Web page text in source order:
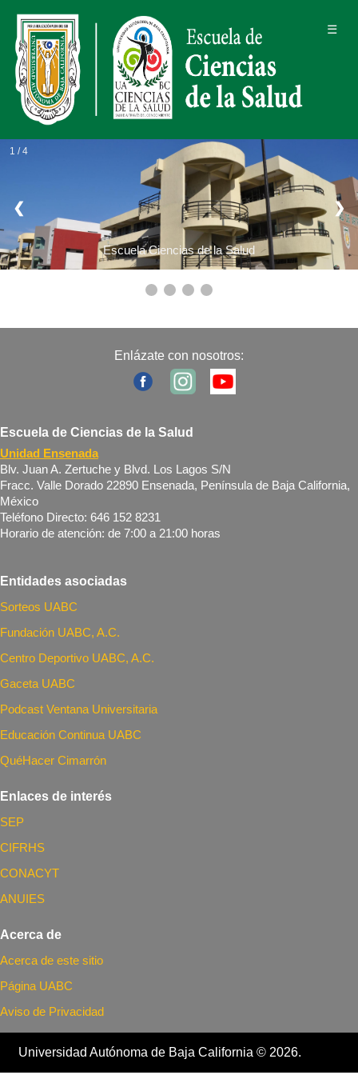
☰
1 / 4
Escuela Ciencias de la Salud
❮ ❯
Enlázate con nosotros:
Escuela de Ciencias de la Salud
Unidad Ensenada
Blv. Juan A. Zertuche y Blvd. Los Lagos S/N
Fracc. Valle Dorado 22890 Ensenada, Península de Baja California,
México
Teléfono Directo: 646 152 8231
Horario de atención: de 7:00 a 21:00 horas
Entidades asociadas
Sorteos UABC
Fundación UABC, A.C.
Centro Deportivo UABC, A.C.
Gaceta UABC
Podcast Ventana Universitaria
Educación Continua UABC
QuéHacer Cimarrón
Enlaces de interés
SEP
CIFRHS
CONACYT
ANUIES
Acerca de
Acerca de este sitio
Página UABC
Aviso de Privacidad
Universidad Autónoma de Baja California © 2026.